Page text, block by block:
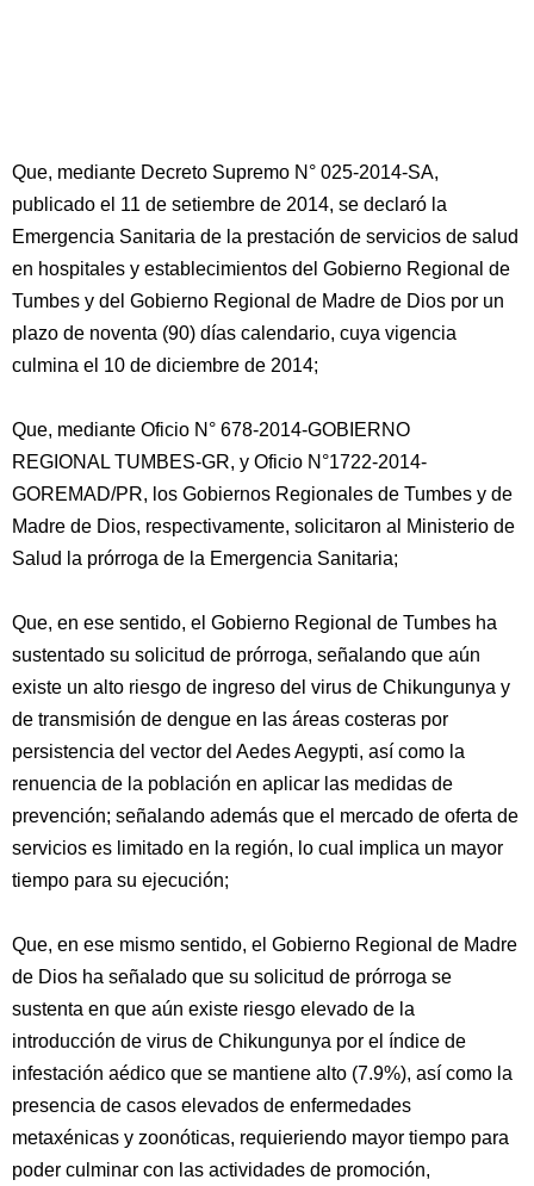
Que, mediante Decreto Supremo N° 025-2014-SA,
publicado el 11 de setiembre de 2014, se declaró la
Emergencia Sanitaria de la prestación de servicios de salud
en hospitales y establecimientos del Gobierno Regional de
Tumbes y del Gobierno Regional de Madre de Dios por un
plazo de noventa (90) días calendario, cuya vigencia
culmina el 10 de diciembre de 2014;
Que, mediante Oficio N° 678-2014-GOBIERNO
REGIONAL TUMBES-GR, y Oficio N°1722-2014-
GOREMAD/PR, los Gobiernos Regionales de Tumbes y de
Madre de Dios, respectivamente, solicitaron al Ministerio de
Salud la prórroga de la Emergencia Sanitaria;
Que, en ese sentido, el Gobierno Regional de Tumbes ha
sustentado su solicitud de prórroga, señalando que aún
existe un alto riesgo de ingreso del virus de Chikungunya y
de transmisión de dengue en las áreas costeras por
persistencia del vector del Aedes Aegypti, así como la
renuencia de la población en aplicar las medidas de
prevención; señalando además que el mercado de oferta de
servicios es limitado en la región, lo cual implica un mayor
tiempo para su ejecución;
Que, en ese mismo sentido, el Gobierno Regional de Madre
de Dios ha señalado que su solicitud de prórroga se
sustenta en que aún existe riesgo elevado de la
introducción de virus de Chikungunya por el índice de
infestación aédico que se mantiene alto (7.9%), así como la
presencia de casos elevados de enfermedades
metaxénicas y zoonóticas, requieriendo mayor tiempo para
poder culminar con las actividades de promoción,